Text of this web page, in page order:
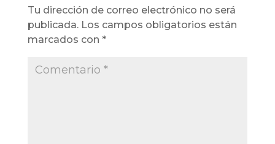
Tu dirección de correo electrónico no será
publicada. Los campos obligatorios están
marcados con *